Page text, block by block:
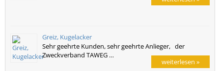
Greiz, Kugelacker
Sehr geehrte Kunden, sehr geehrte Anlieger, der
Zweckverband TAWEG …
weiterlesen »